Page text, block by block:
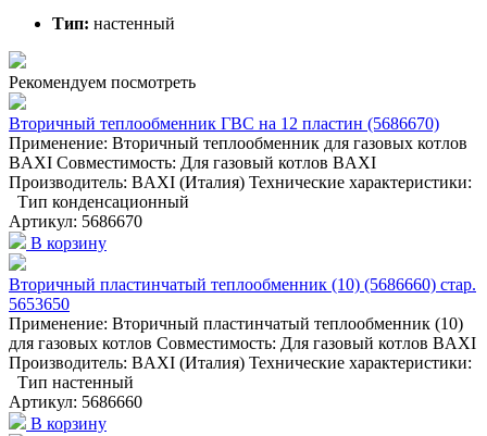
Тип: настенный
Рекомендуем посмотреть
Вторичный теплообменник ГВС на 12 пластин (5686670)
Применение: Вторичный теплообменник для газовых котлов
BAXI Совместимость: Для газовый котлов BAXI
Производитель: BAXI (Италия) Технические характеристики:
Тип конденсационный
Артикул: 5686670
В корзину
Вторичный пластинчатый теплообменник (10) (5686660) стар.
5653650
Применение: Вторичный пластинчатый теплообменник (10)
для газовых котлов Совместимость: Для газовый котлов BAXI
Производитель: BAXI (Италия) Технические характеристики:
Тип настенный
Артикул: 5686660
В корзину